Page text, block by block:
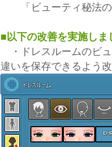
「ビューティ秘法の
■以下の改善を実施しま
・ドレスルームのビ
違いを保存できるよう